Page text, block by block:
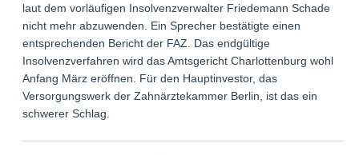
laut dem vorläufigen Insolvenzverwalter Friedemann Schade
nicht mehr abzuwenden. Ein Sprecher bestätigte einen
entsprechenden Bericht der FAZ. Das endgültige
Insolvenzverfahren wird das Amtsgericht Charlottenburg wohl
Anfang März eröffnen. Für den Hauptinvestor, das
Versorgungswerk der Zahnärztekammer Berlin, ist das ein
schwerer Schlag.